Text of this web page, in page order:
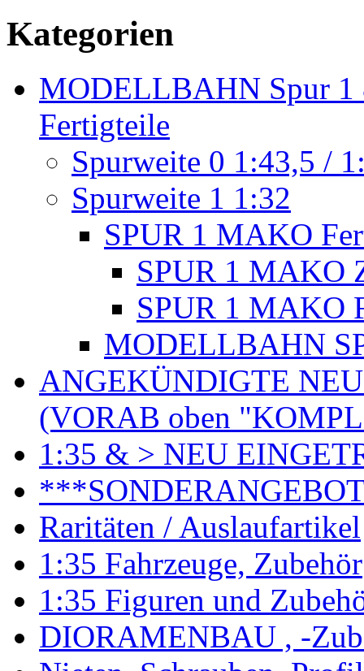
Kategorien
MODELLBAHN Spur 1
Fertigteile
Spurweite 0 1:43,5 /
Spurweite 1 1:32
SPUR 1 MAKO
SPUR 1 MAKO
SPUR 1 MAKO
MODELLBAHN
ANGEKÜNDIGTE
(VORAB oben
1:35 & > NEU
Raritäten / Auslaufartikel
1:35 Fahrzeuge, Zubehör
1:35 Figuren und
DIORAMENBAU , -